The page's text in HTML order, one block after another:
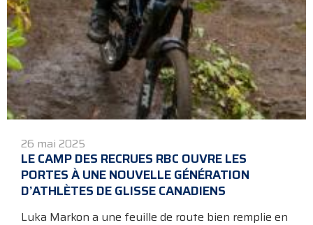
26 mai 2025
LE CAMP DES RECRUES RBC OUVRE LES
PORTES À UNE NOUVELLE GÉNÉRATION
D’ATHLÈTES DE GLISSE CANADIENS
Luka Markon a une feuille de route bien remplie en